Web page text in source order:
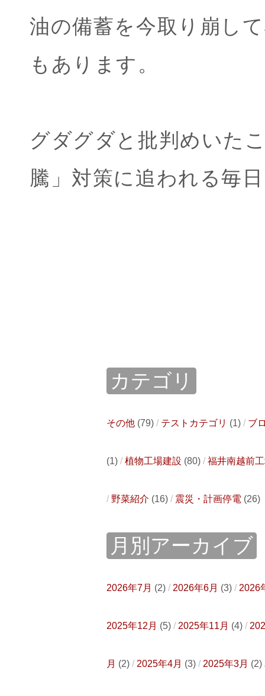
油の備蓄を今取り崩し
もあります。
グダグダと批判めいた
騰」対策に追われる毎
カテゴリ
その他 (79) テストカテゴリ (1) ブ
(1) 植物工場建設 (80) 福井南越前
野菜紹介 (16) 震災・計画停電 (26)
月別アーカイブ
2026年7月 (2) 2026年6月 (3) 2026
2025年12月 (5) 2025年11月 (4)
月 (2) 2025年4月 (3) 2025年3月 (2)